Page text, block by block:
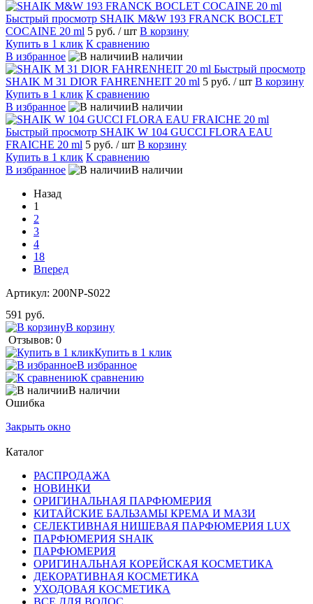
Быстрый просмотр SHAIK M&W 193 FRANCK BOCLET
COCAINE 20 ml 5 руб. / шт В корзину
Купить в 1 клик К сравнению
В избранное
В наличии
Быстрый просмотр
SHAIK M 31 DIOR FAHRENHEIT 20 ml 5 руб. / шт В корзину
Купить в 1 клик К сравнению
В избранное
В наличии
Быстрый просмотр SHAIK W 104 GUCCI FLORA EAU
FRAICHE 20 ml 5 руб. / шт В корзину
Купить в 1 клик К сравнению
В избранное
В наличии
Назад
1
2
3
4
18
Вперед
Артикул: 200NP-S022
591 руб.
В корзину
Отзывов: 0
Купить в 1 клик
В избранное
К сравнению
В наличии
Ошибка
Закрыть окно
Каталог
РАСПРОДАЖА
НОВИНКИ
ОРИГИНАЛЬНАЯ ПАРФЮМЕРИЯ
КИТАЙСКИЕ БАЛЬЗАМЫ КРЕМА И МАЗИ
СЕЛЕКТИВНАЯ НИШЕВАЯ ПАРФЮМЕРИЯ LUX
ПАРФЮМЕРИЯ SHAIK
ПАРФЮМЕРИЯ
ОРИГИНАЛЬНАЯ КОРЕЙСКАЯ КОСМЕТИКА
ДЕКОРАТИВНАЯ КОСМЕТИКА
УХОДОВАЯ КОСМЕТИКА
ВСЕ ДЛЯ ВОЛОС